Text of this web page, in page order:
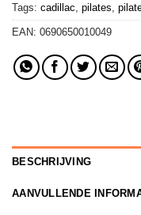
Tags: cadillac pilates
EAN: 0690650010049
BESCHRIJVING
AANVULLENDE